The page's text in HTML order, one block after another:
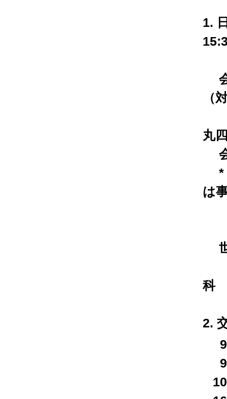
1.
会
（
丸
会
*
は
世
科
2.